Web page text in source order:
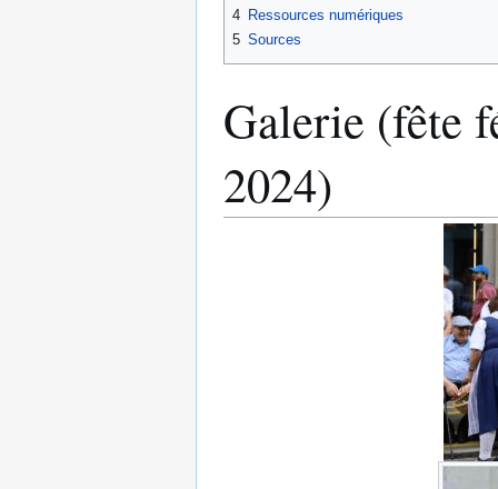
4 Ressources numériques
5 Sources
Galerie (fête
2024)